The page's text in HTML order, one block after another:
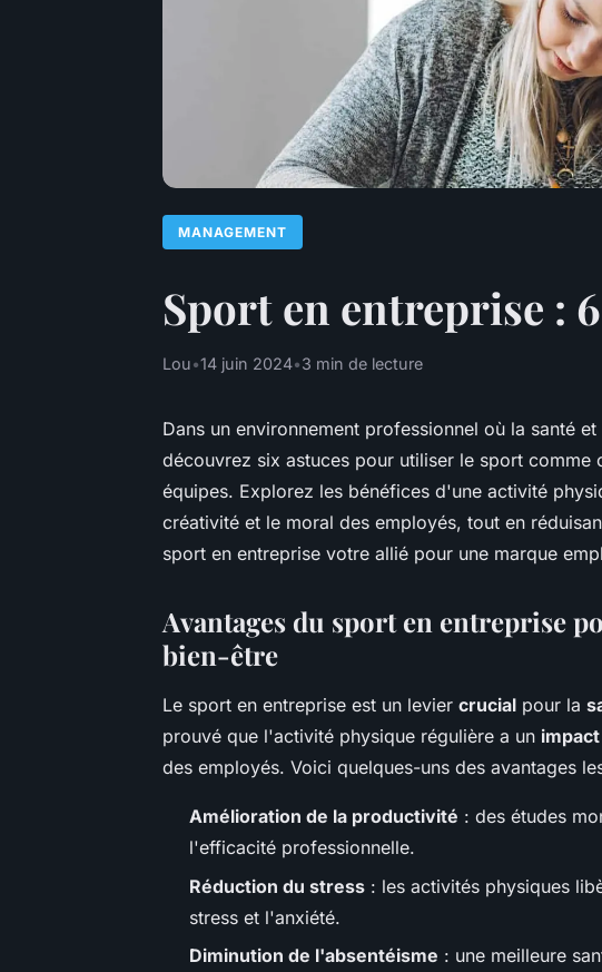
MANAGEMENT
Sport en entreprise :
Lou•14 juin 2024•3 min de lecture
Dans un environnement professionnel où la santé
découvrez six astuces pour utiliser le sport comme
équipes. Explorez les bénéfices d'une activité
créativité et le moral des employés, tout en
sport en entreprise votre allié pour une marque
Avantages du sport en entreprise
bien-être
Le sport en entreprise est un levier crucial pour la
prouvé que l'activité physique régulière a un
des employés. Voici quelques-uns des avantages
Amélioration de la productivité : des études
l'efficacité professionnelle.
Réduction du stress : les activités physiques
stress et l'anxiété.
Diminution de l'absentéisme : une meilleure